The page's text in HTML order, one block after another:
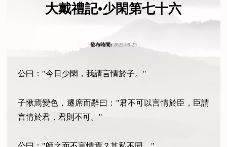
大戴禮記•少閑第七十六
發布時間:2022-09-29
公曰："今日少閑，我請言情於子。"
子愀焉變色，遷席而辭曰："君不可以言情於臣，臣請
言情於君，君則不可。"